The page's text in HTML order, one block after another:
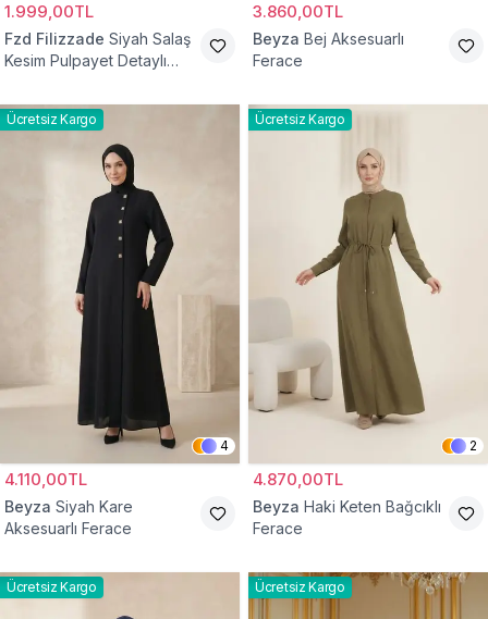
1.999,00TL
Fzd Filizzade Siyah Salaş
Kesim Pulpayet Detaylı
3.860,00TL
Beyza Bej Aksesuarlı
Ferace
Ücretsiz Kargo
4
4.110,00TL
Beyza Siyah Kare
Aksesuarlı Ferace
Ücretsiz Kargo
2
4.870,00TL
Beyza Haki Keten Bağcıklı
Ferace
Ücretsiz Kargo Ücretsiz Kargo